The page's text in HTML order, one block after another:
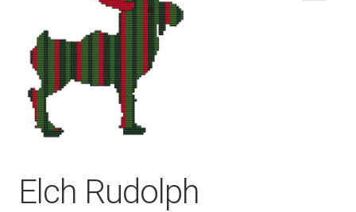
Handarbeiten-Käß-Shop
Kasse
Mein Konto
Elch Rudolph